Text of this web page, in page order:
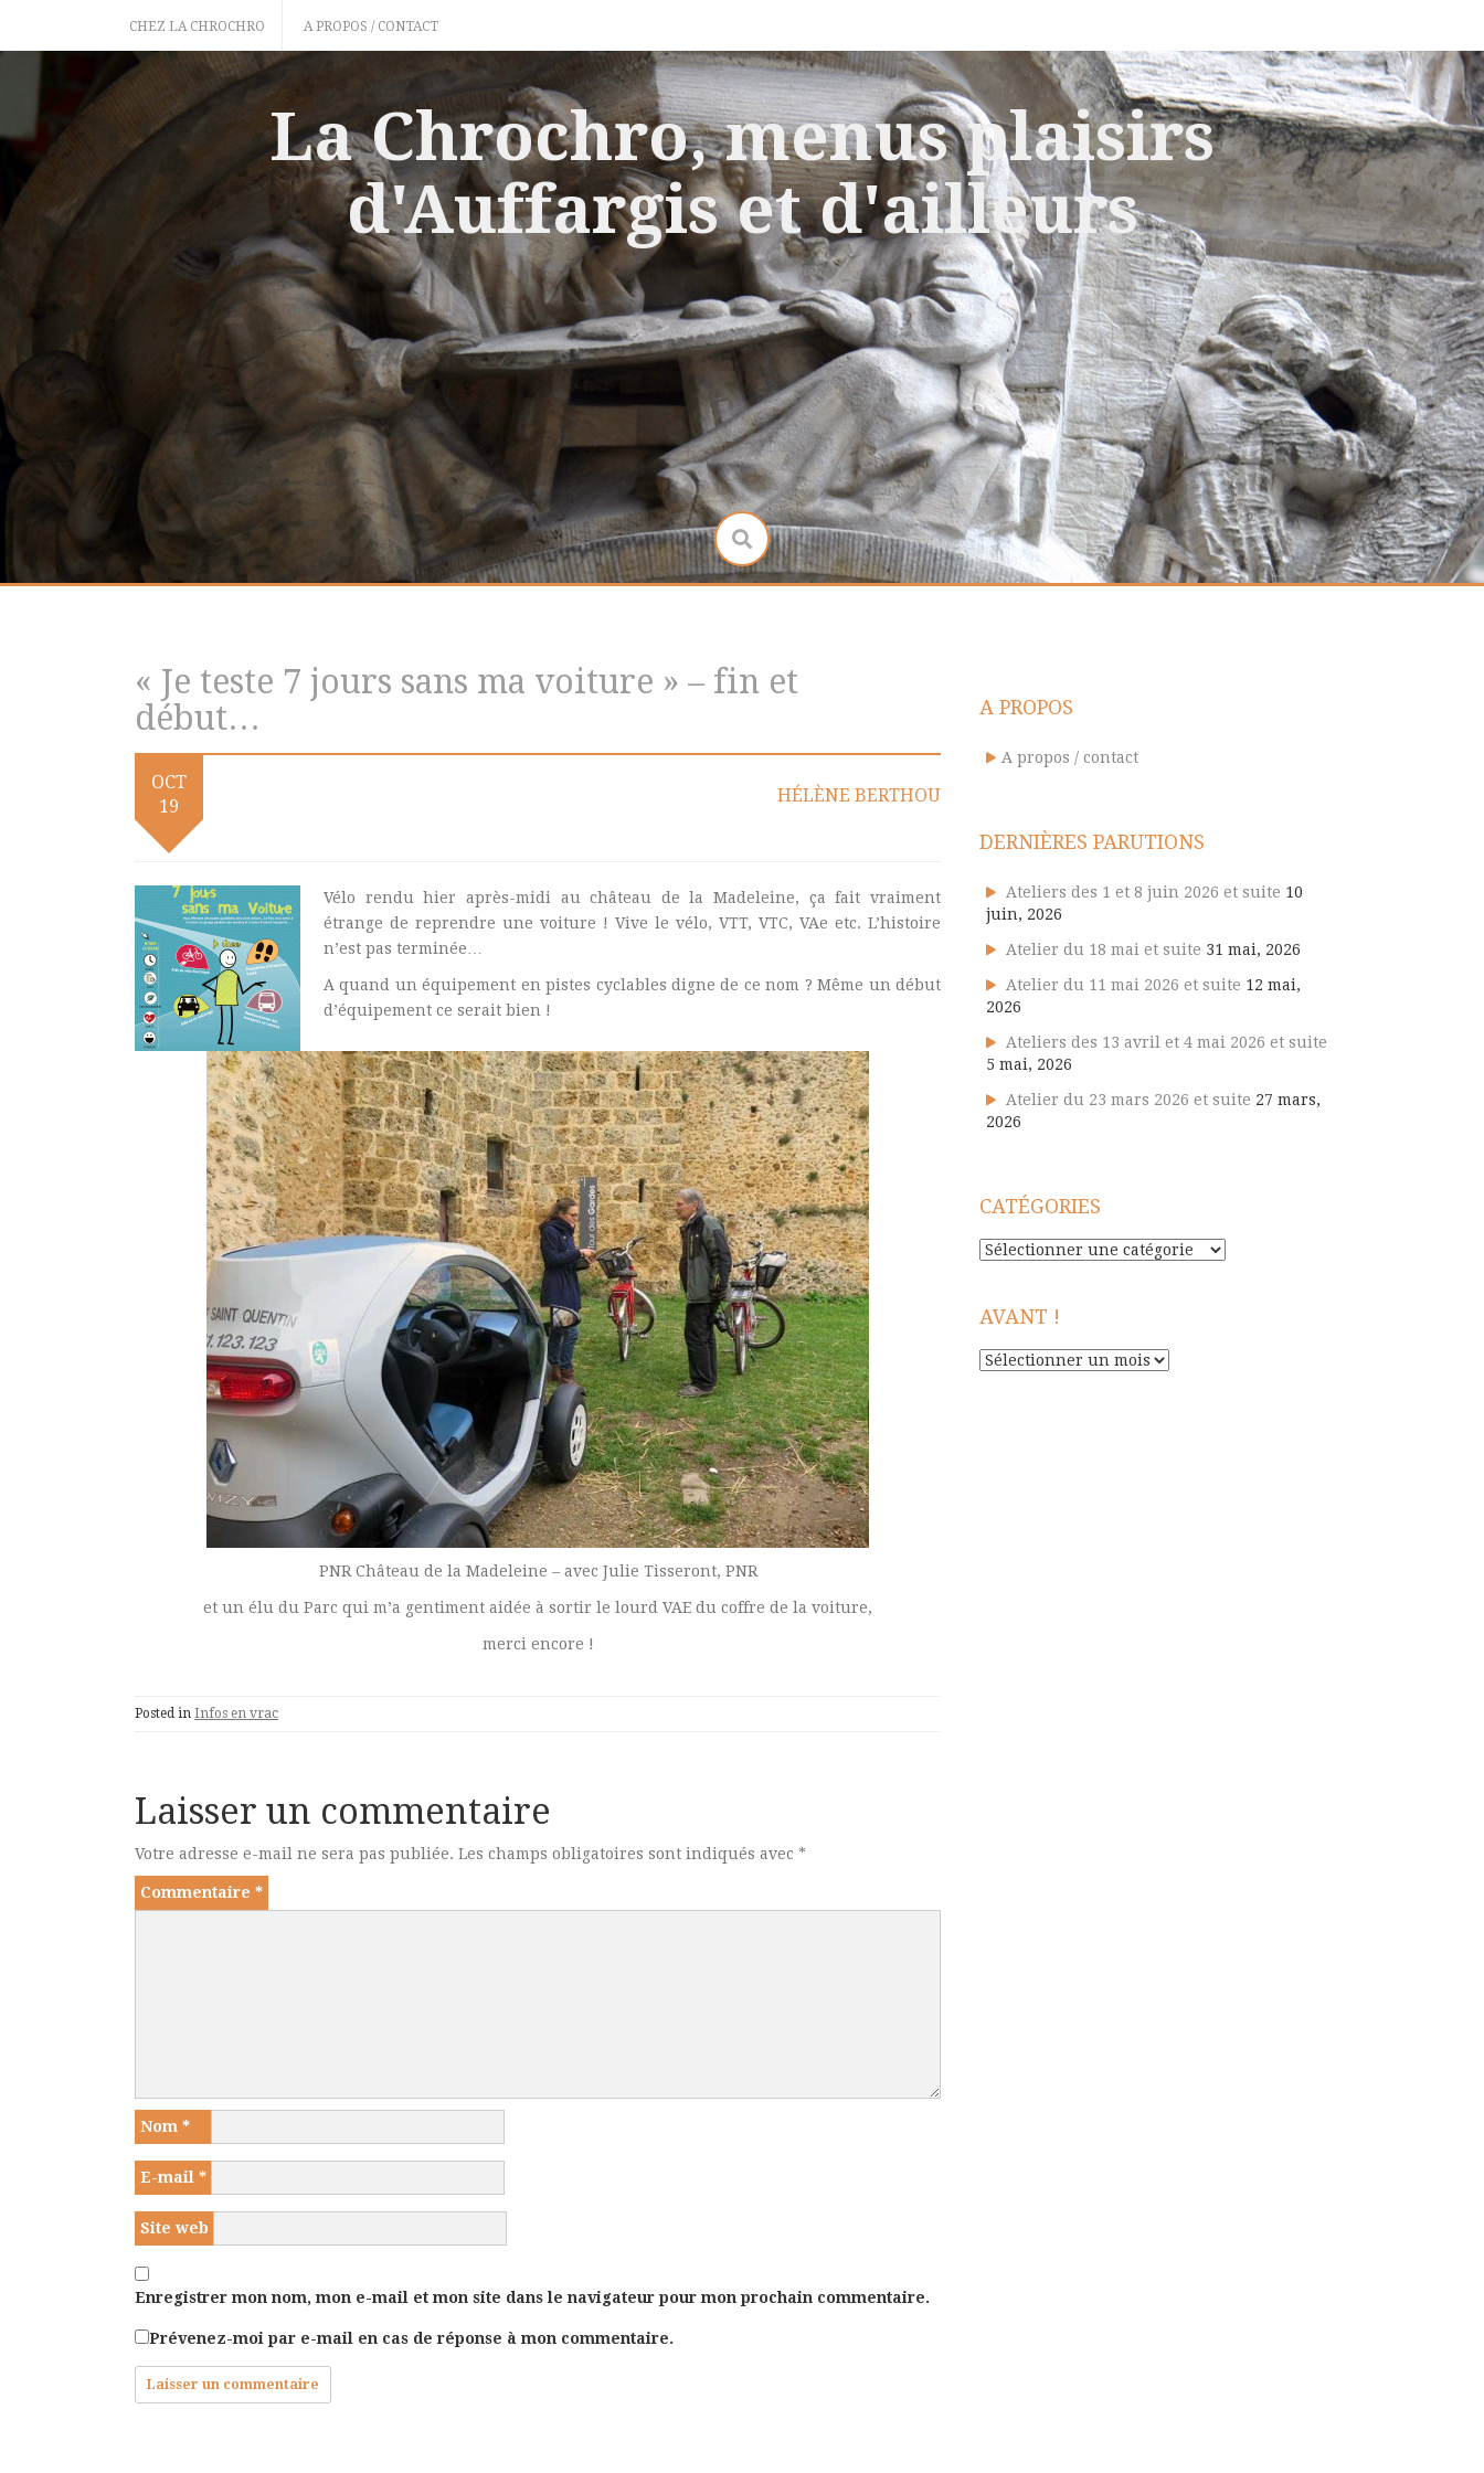
content
CHEZ LA CHROCHRO A PROPOS / CONTACT
La Chrochro, menus plaisirs
d'Auffargis et d'ailleurs
« Je teste 7 jours sans ma voiture » – fin et
début…
OCT
19
HÉLÈNE BERTHOU
Vélo rendu hier après-midi au château de la Madeleine, ça fait vraiment
étrange de reprendre une voiture ! Vive le vélo, VTT, VTC, VAe etc. L’histoire
n’est pas terminée…
A quand un équipement en pistes cyclables digne de ce nom ? Même un début
d’équipement ce serait bien !
PNR Château de la Madeleine – avec Julie Tisseront, PNR
et un élu du Parc qui m’a gentiment aidée à sortir le lourd VAE du coffre de la voiture,
merci encore !
Posted in Infos en vrac
Laisser un commentaire
Votre adresse e-mail ne sera pas publiée. Les champs obligatoires sont indiqués avec *
Commentaire *
Nom *
E-mail *
Site web
Enregistrer mon nom, mon e-mail et mon site dans le navigateur pour mon prochain commentaire.
Prévenez-moi par e-mail en cas de réponse à mon commentaire.
A PROPOS
A propos / contact
DERNIÈRES PARUTIONS
Ateliers des 1 et 8 juin 2026 et suite 10
juin, 2026
Atelier du 18 mai et suite 31 mai, 2026
Atelier du 11 mai 2026 et suite 12 mai,
2026
Ateliers des 13 avril et 4 mai 2026 et suite
5 mai, 2026
Atelier du 23 mars 2026 et suite 27 mars,
2026
CATÉGORIES
Catégories
AVANT !
Avant